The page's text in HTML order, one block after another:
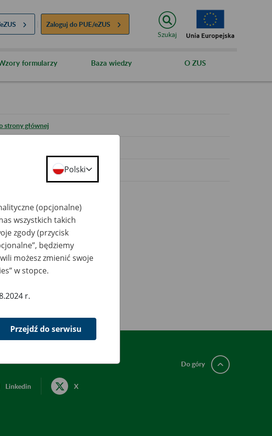
Zaloguj do PUE/eZUS
Szukaj
formularzy Baza wiedzy O ZUS
strony głównej
Linkedin X
Do góry
Polski
(opcjonalne)
wszystkich takich
zgody (przycisk
będziemy
możesz zmienić swoje
w stopce.
r.
Przejdź do serwisu